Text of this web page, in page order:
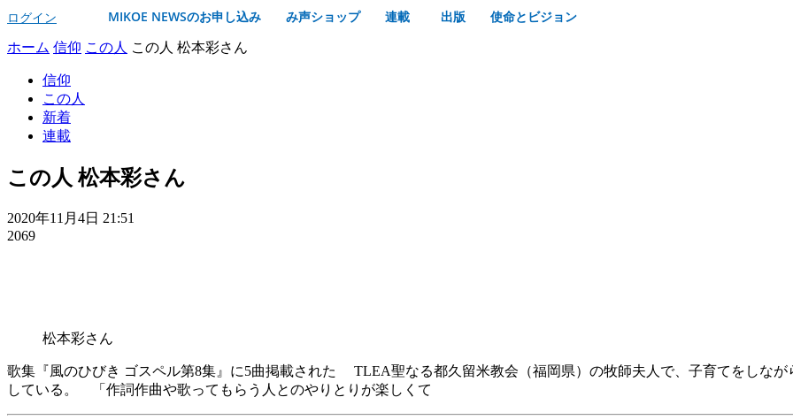
ログイン MIKOE NEWSのお申し込み み声ショップ 連載 出版 使命とビジョン
ホーム 信仰 この人 この人 松本彩さん
信仰
この人
新着
連載
この人 松本彩さん
2020年11月4日 21:51
2069
松本彩さん
歌集『風のひびき ゴスペル第8集』に5曲掲載された TLEA聖なる都久留米教会（福岡県）の牧師夫人で、子育てをしな
している。 「作詞作曲や歌ってもらう人とのやりとりが楽しくて